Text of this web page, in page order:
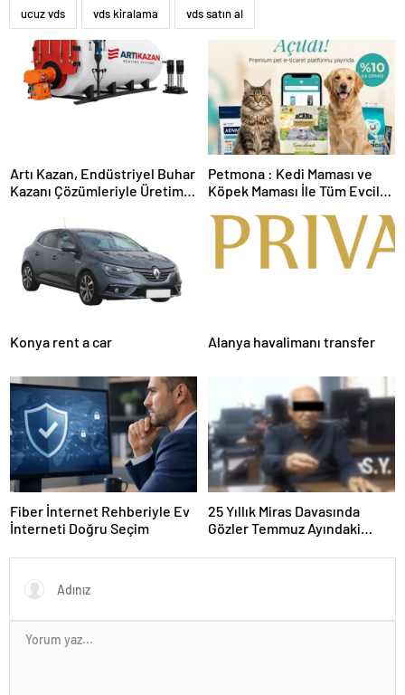
ucuz vds vds kiralama vds satın al
Artı Kazan, Endüstriyel Buhar
Kazanı Çözümleriyle Üretim
Sunuyor
Petmona : Kedi Maması ve
Köpek Maması İle Tüm Evcil
Konya rent a car Alanya havalimanı transfer
Fiber İnternet Rehberiyle Ev
İnterneti Doğru Seçim
25 Yıllık Miras Davasında
Gözler Temmuz Ayındaki